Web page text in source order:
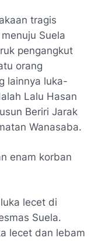
tragis
Suela
pengangkut
orang
lainnya luka-
Lalu Hasan
Beriri Jarak
Wanasaba.
enam korban
lecet di
Suela.
lecet dan lebam